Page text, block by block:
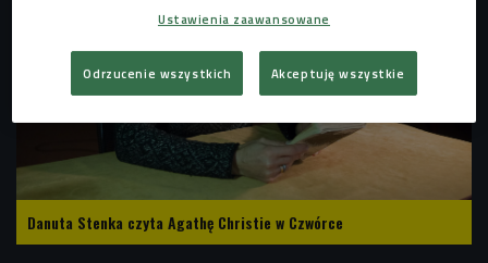
Danuta Stenka czyta Agathę Christie w Czwórce
Ustawienia zaawansowane
Odrzucenie wszystkich Akceptuję wszystkie